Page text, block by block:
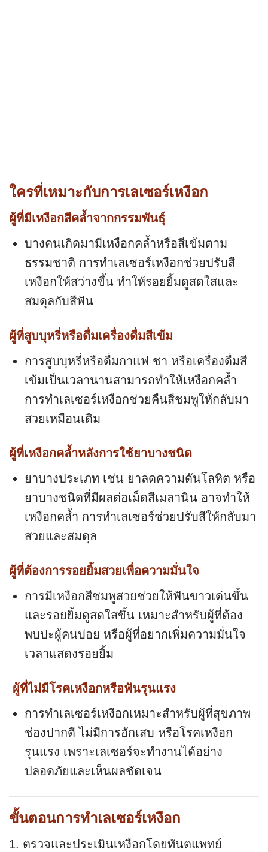
ใครที่เหมาะกับการเลเซอร์เหงือก
ผู้ที่มีเหงือกสีคล้ำจากกรรมพันธุ์
บางคนเกิดมามีเหงือกคล้ำหรือสีเข้มตาม
ธรรมชาติ การทำเลเซอร์เหงือกช่วยปรับสี
เหงือกให้สว่างขึ้น ทำให้รอยยิ้มดูสดใสและ
สมดุลกับสีฟัน
ผู้ที่สูบบุหรี่หรือดื่มเครื่องดื่มสีเข้ม
การสูบบุหรี่หรือดื่มกาแฟ ชา หรือเครื่องดื่มสี
เข้มเป็นเวลานานสามารถทำให้เหงือกคล้ำ
การทำเลเซอร์เหงือกช่วยคืนสีชมพูให้กลับมา
สวยเหมือนเดิม
ผู้ที่เหงือกคล้ำหลังการใช้ยาบางชนิด
ยาบางประเภท เช่น ยาลดความดันโลหิต หรือ
ยาบางชนิดที่มีผลต่อเม็ดสีเมลานิน อาจทำให้
เหงือกคล้ำ การทำเลเซอร์ช่วยปรับสีให้กลับมา
สวยและสมดุล
ผู้ที่ต้องการรอยยิ้มสวยเพื่อความมั่นใจ
การมีเหงือกสีชมพูสวยช่วยให้ฟันขาวเด่นขึ้น
และรอยยิ้มดูสดใสขึ้น เหมาะสำหรับผู้ที่ต้อง
พบปะผู้คนบ่อย หรือผู้ที่อยากเพิ่มความมั่นใจ
เวลาแสดงรอยยิ้ม
ผู้ที่ไม่มีโรคเหงือกหรือฟันรุนแรง
การทำเลเซอร์เหงือกเหมาะสำหรับผู้ที่สุขภาพ
ช่องปากดี ไม่มีการอักเสบ หรือโรคเหงือก
รุนแรง เพราะเลเซอร์จะทำงานได้อย่าง
ปลอดภัยและเห็นผลชัดเจน
ขั้นตอนการทำเลเซอร์เหงือก
1. ตรวจและประเมินเหงือกโดยทันตแพทย์